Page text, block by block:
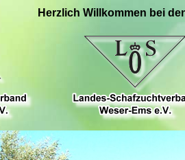
Herzlich Willkommen bei